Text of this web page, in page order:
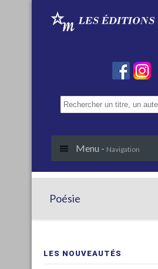
Menu - Navigation
Poésie
LES NOUVEAUTÉS